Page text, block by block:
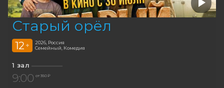
Старый орёл
12 +
2026, Россия
Семейный, Комедия
1 зал
9:00 от 350 ₽